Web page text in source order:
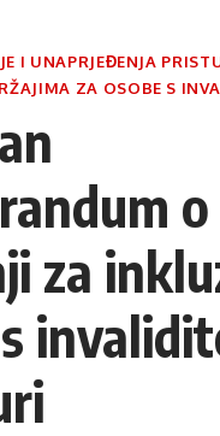
I UNAPRJEĐENJA
ZA OSOBE S
o
za